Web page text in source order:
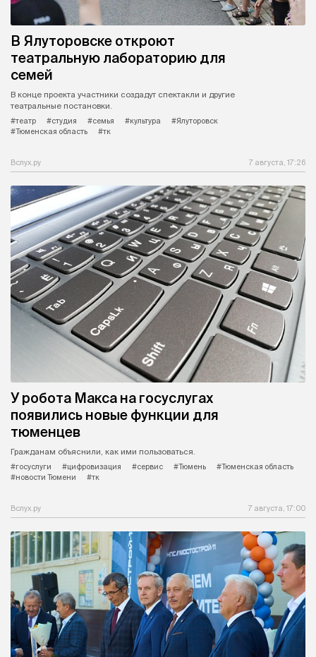
В Ялуторовске откроют
театральную лабораторию для
семей
В конце проекта участники создадут спектакли и другие
театральные постановки.
#театр
#студия #семья #культура
#Ялуторовск
#Тюменская область
#тк
Вслух.ру 7 августа, 17:26
У робота Макса на госуслугах
появились новые функции для
тюменцев
Гражданам объяснили, как ими пользоваться.
#госуслуги
#цифровизация #сервис #Тюмень
#Тюменская область
#новости Тюмени
#тк
Вслух.ру 7 августа, 17:00